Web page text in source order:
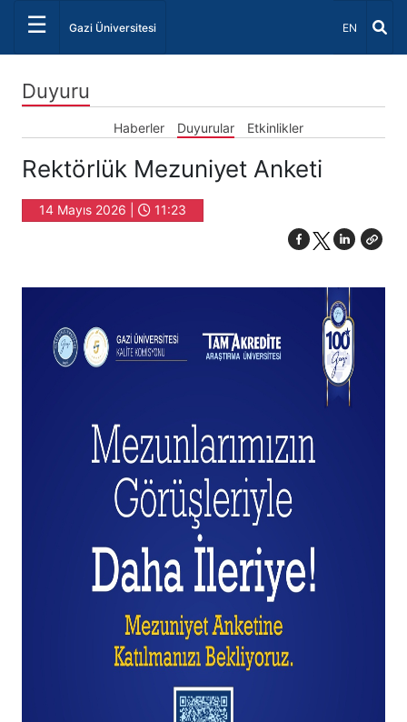
☰ Gazi Üniversitesi Dil Seçiniz
EN
Duyuru
Haberler Duyurular Etkinlikler
Rektörlük Mezuniyet Anketi
14 Mayıs 2026 | 11:23